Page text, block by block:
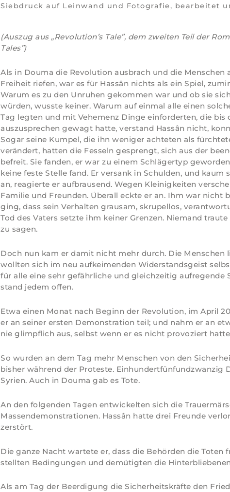
Siebdruck auf Leinwand und Fotografie, bearbeitet
(Auszug aus „Revolution’s Tale”, dem zweiten Teil der
Tales”)
Als in Douma die Revolution ausbrach und die Menschen
Freiheit riefen, war es für Hassân nichts als ein Spiel,
Warum es zu den Unruhen gekommen war und ob sie
würden, wusste keiner. Warum auf einmal alle einen
Tag legten und mit Vehemenz Dinge einforderten, die bis
auszusprechen gewagt hatte, verstand Hassân nicht,
Sogar seine Kumpel, die ihn weniger achteten als
verändert, hatten die Fesseln gesprengt, sich aus der
befreit. Sie fanden, er war zu einem Schlägertyp
keine feste Stelle fand. Er versank in Schulden, und kaum
an, reagierte er aufbrausend. Wegen Kleinigkeiten
Familie und Freunden. Überall eckte er an. Ihm war nicht
ging, dass sein Verhalten grausam, skrupellos,
Tod des Vaters setzte ihm keiner Grenzen. Niemand
zu sagen.
Doch nun kam er damit nicht mehr durch. Die Menschen
wollten sich im neu aufkeimenden Widerstandsgeist
für alle eine sehr gefährliche und gleichzeitig aufregende
stand jedem offen.
Etwa einen Monat nach Beginn der Revolution, im April
er an seiner ersten Demonstration teil; und nahm er an
nie glimpflich aus, selbst wenn er es nicht provoziert
So wurden an dem Tag mehr Menschen von den
bisher während der Proteste. Einhundertfünfundzwanzig
Syrien. Auch in Douma gab es Tote.
An den folgenden Tagen entwickelten sich die
Massendemonstrationen. Hassân hatte drei Freunde
zerstört.
Die ganze Nacht wartete er, dass die Behörden die Toten
stellten Bedingungen und demütigten die
Als am Tag der Beerdigung die Sicherheitskräfte den